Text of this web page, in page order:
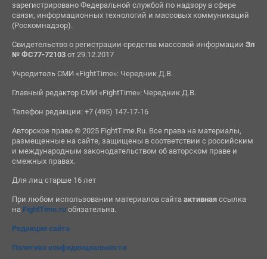
зарегистрировано Федеральной службой по надзору в сфере
связи, информационных технологий и массовых коммуникаций
(Роскомнадзор).
Свидетельство о регистрации средства массовой информации Эл
№ ФС77-72103от 29.12.2017
Учредитель СМИ «FightTime»: Чередник Д.В.
Главный редактор СМИ «FightTime»: Чередник Д.В.
Телефон редакции: +7 (495) 147-17-16
Авторское право © 2025 FightTime.Ru. Все права на материалы,
размещенные на сайте, защищены в соответствии с российским
и международным законодательством об авторском праве и
смежных правах.
Для лиц старше 16 лет
При любом использовании материалов сайта активнаяссылка
на FightTime.ruобязательна.
Редакция сайта
Политика конфиденциальности